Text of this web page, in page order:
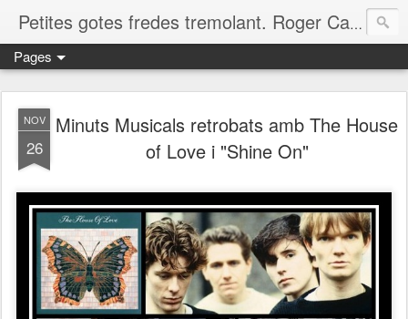
Petites gotes fredes tremolant. Roger Casero Gumbau. Girona
Pages
NOV
26
Minuts Musicals retrobats amb The House
of Love i "Shine On"